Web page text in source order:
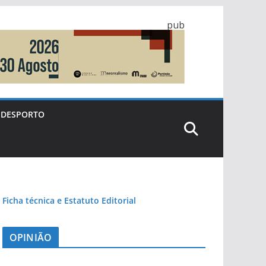
pub
DESPORTO
Ficha técnica e Estatuto Editorial
OPINIÃO